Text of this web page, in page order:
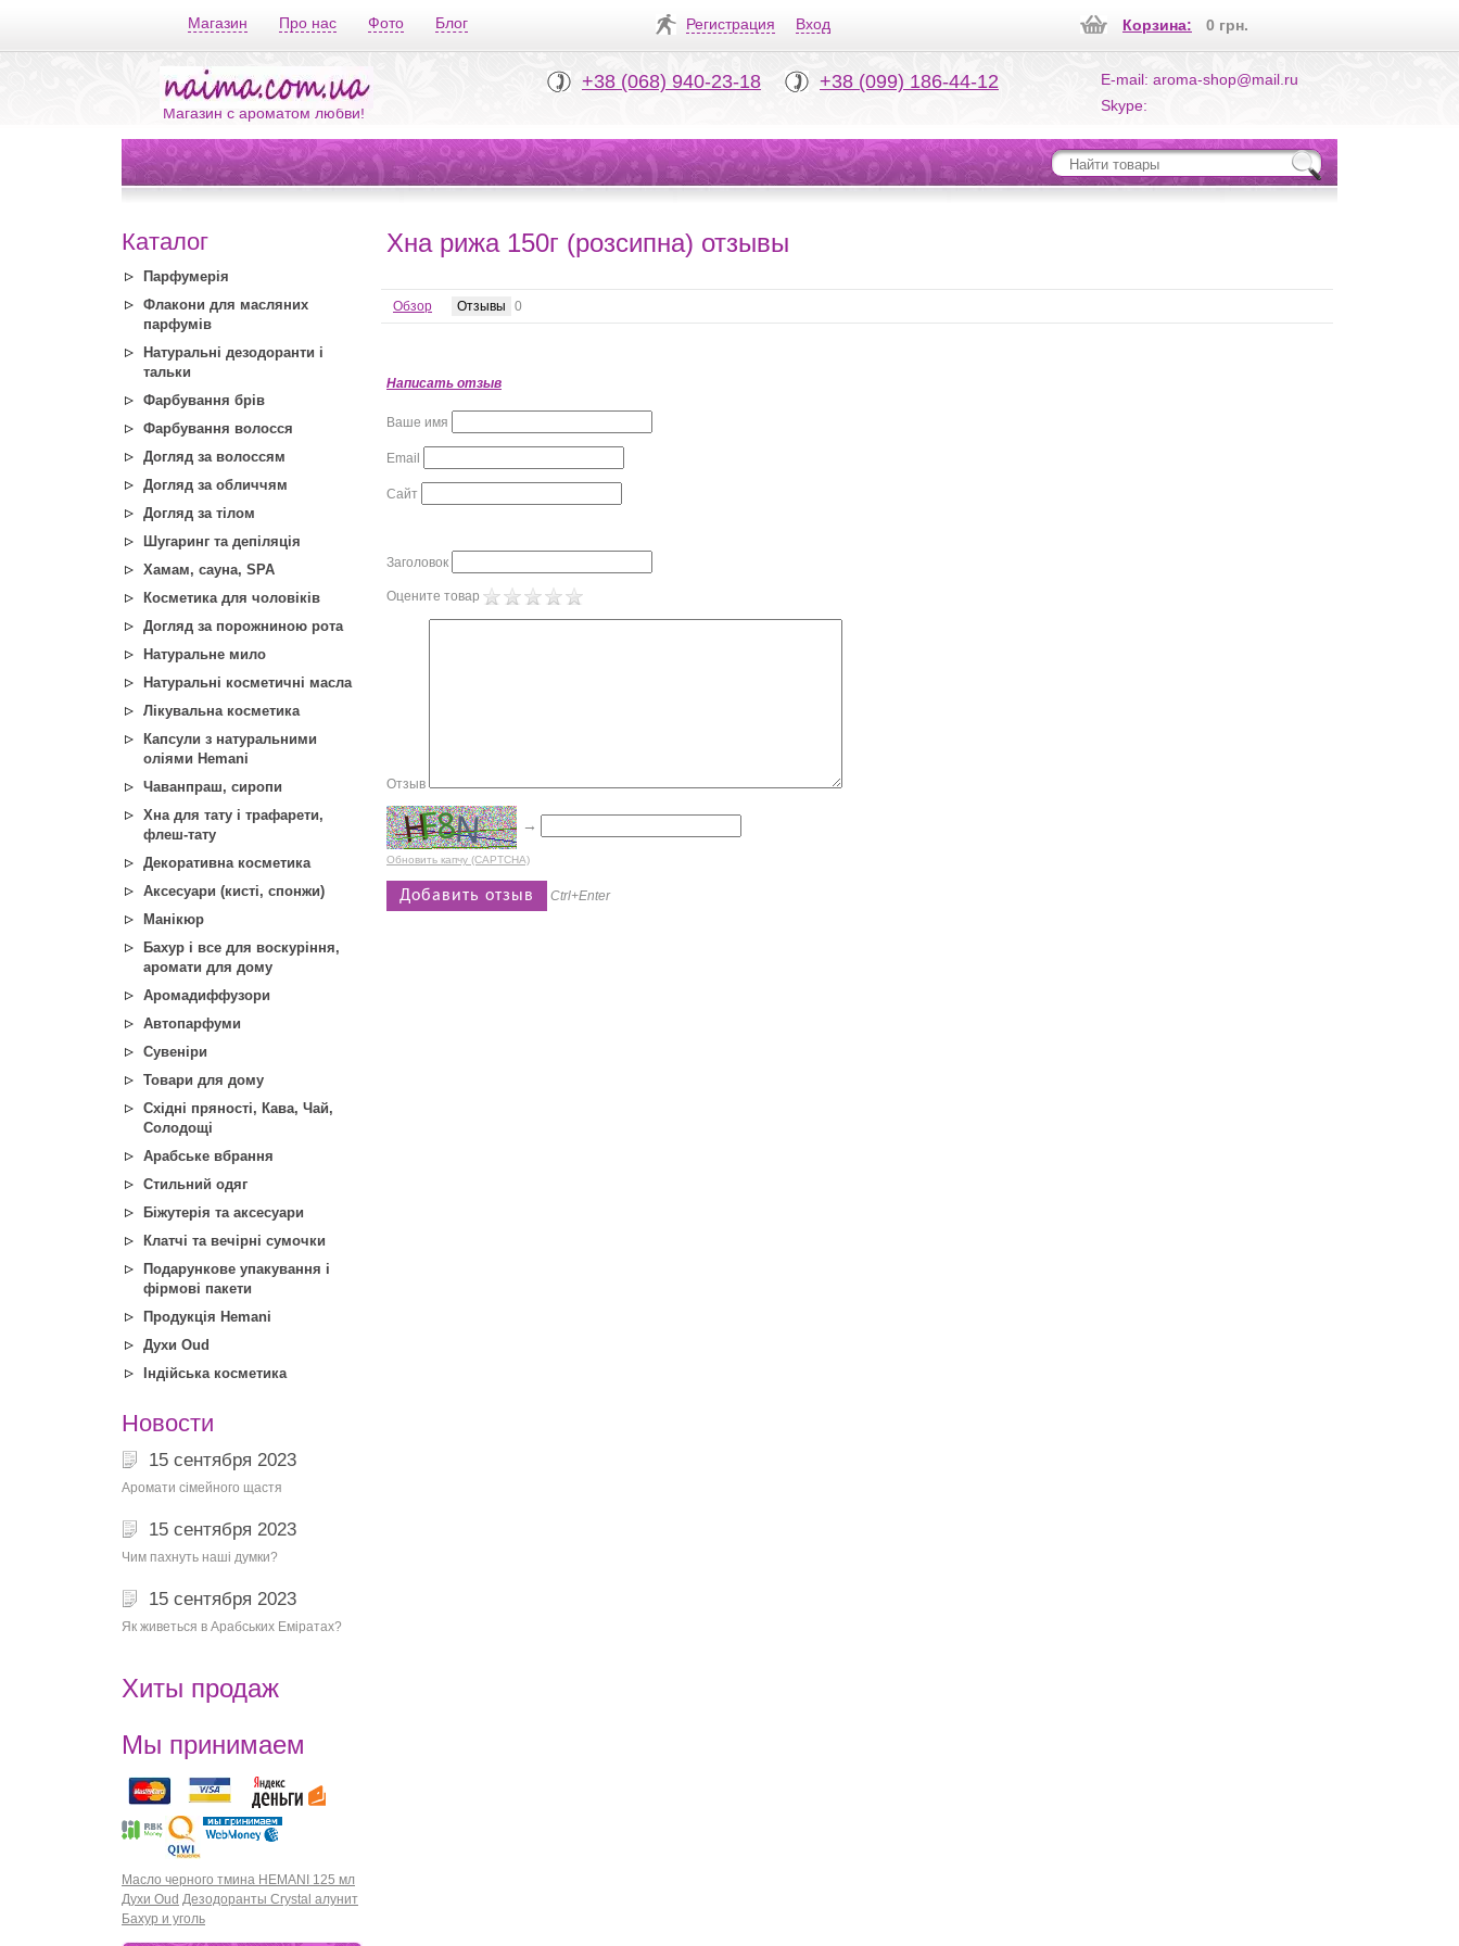
Магазин Про нас Фото Блог Регистрация Вход Корзина: 0 грн.
Магазин с ароматом любви!
+38 (068) 940-23-18 +38 (099) 186-44-12
E-mail: aroma-shop@mail.ru
Skype:
Каталог
Парфумерія
Флакони для масляних
парфумів
Натуральні дезодоранти і
тальки
Фарбування брів
Фарбування волосся
Догляд за волоссям
Догляд за обличчям
Догляд за тілом
Шугаринг та депіляція
Хамам, сауна, SPA
Косметика для чоловіків
Догляд за порожниною рота
Натуральне мило
Натуральні косметичні масла
Лікувальна косметика
Капсули з натуральними
оліями Hemani
Чаванпраш, сиропи
Хна для тату і трафарети,
флеш-тату
Декоративна косметика
Аксесуари (кисті, спонжи)
Манікюр
Бахур і все для воскуріння,
аромати для дому
Аромадиффузори
Автопарфуми
Сувеніри
Товари для дому
Східні пряності, Кава, Чай,
Солодощі
Арабське вбрання
Стильний одяг
Біжутерія та аксесуари
Клатчі та вечірні сумочки
Подарункове упакування і
фірмові пакети
Продукція Hemani
Духи Oud
Індійська косметика
Новости
15 сентября 2023
Аромати сімейного щастя
15 сентября 2023
Чим пахнуть наші думки?
15 сентября 2023
Як живеться в Арабських Еміратах?
Хиты продаж
Мы принимаем
Масло черного тмина HEMANI 125 мл
Духи Oud Дезодоранты Crystal алунит
Бахур и уголь
Хна рижа 150г (розсипна) отзывы
Обзор Отзывы 0
Написать отзыв
Ваше имя
Email
Сайт
Заголовок
Оцените товар
Отзыв
→
Обновить капчу (CAPTCHA)
Ctrl+Enter